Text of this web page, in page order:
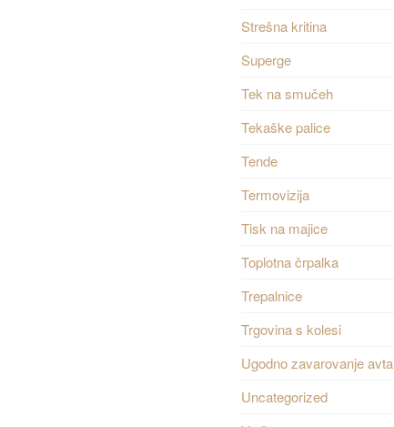
Strešna kritina
Superge
Tek na smučeh
Tekaške palice
Tende
Termovizija
Tisk na majice
Toplotna črpalka
Trepalnice
Trgovina s kolesi
Ugodno zavarovanje avta
Uncategorized